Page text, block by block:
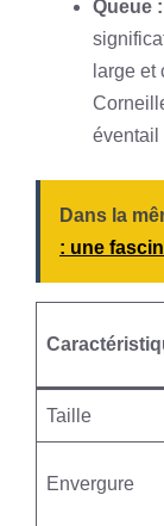
Queue :
large et
éventail
Dans la
: une
Taille
Envergure